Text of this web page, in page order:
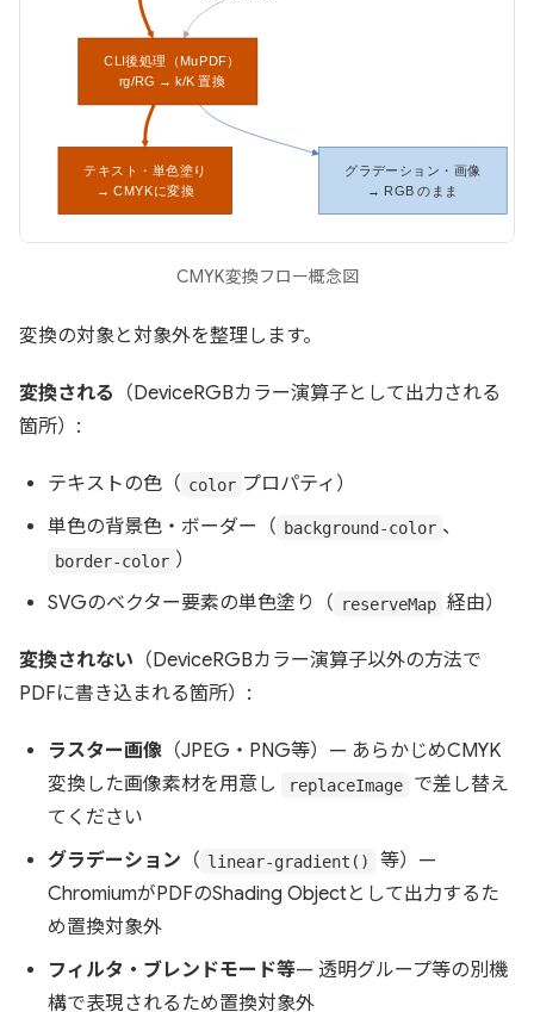
CMYK変換フロー概念図
変換の対象と対象外を整理します。
変換される （DeviceRGBカラー演算子として出力される
箇所）:
テキストの色（ color プロパティ）
単色の背景色・ボーダー（ background-color 、
border-color ）
SVGのベクター要素の単色塗り（ reserveMap 経由）
変換されない （DeviceRGBカラー演算子以外の方法で
PDFに書き込まれる箇所）:
ラスター画像 （JPEG・PNG等）— あらかじめCMYK
変換した画像素材を用意し
replaceImage
で差し替え
てください
グラデーション （ linear-gradient()
等）—
ChromiumがPDFのShading Objectとして出力するた
め置換対象外
フィルタ・ブレンドモード等— 透明グループ等の別機
構で表現されるため置換対象外